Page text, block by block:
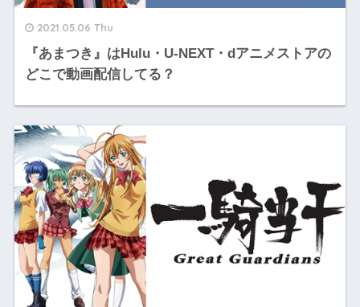
2021.05.06 Thu
『あまつき』はHulu・U-NEXT・dアニメストアの
どこで動画配信してる？